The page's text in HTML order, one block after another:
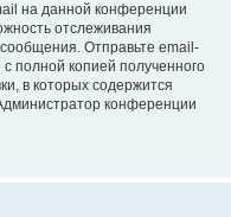
на данной конференции
отслеживания
Отправьте email-
полной копией полученного
в которых содержится
конференции